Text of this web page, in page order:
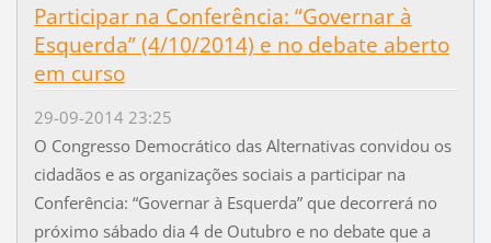
Participar na Conferência: “Governar à
Esquerda” (4/10/2014) e no debate aberto
em curso
29-09-2014 23:25
O Congresso Democrático das Alternativas convidou os
cidadãos e as organizações sociais a participar na
Conferência: “Governar à Esquerda” que decorrerá no
próximo sábado dia 4 de Outubro e no debate que a